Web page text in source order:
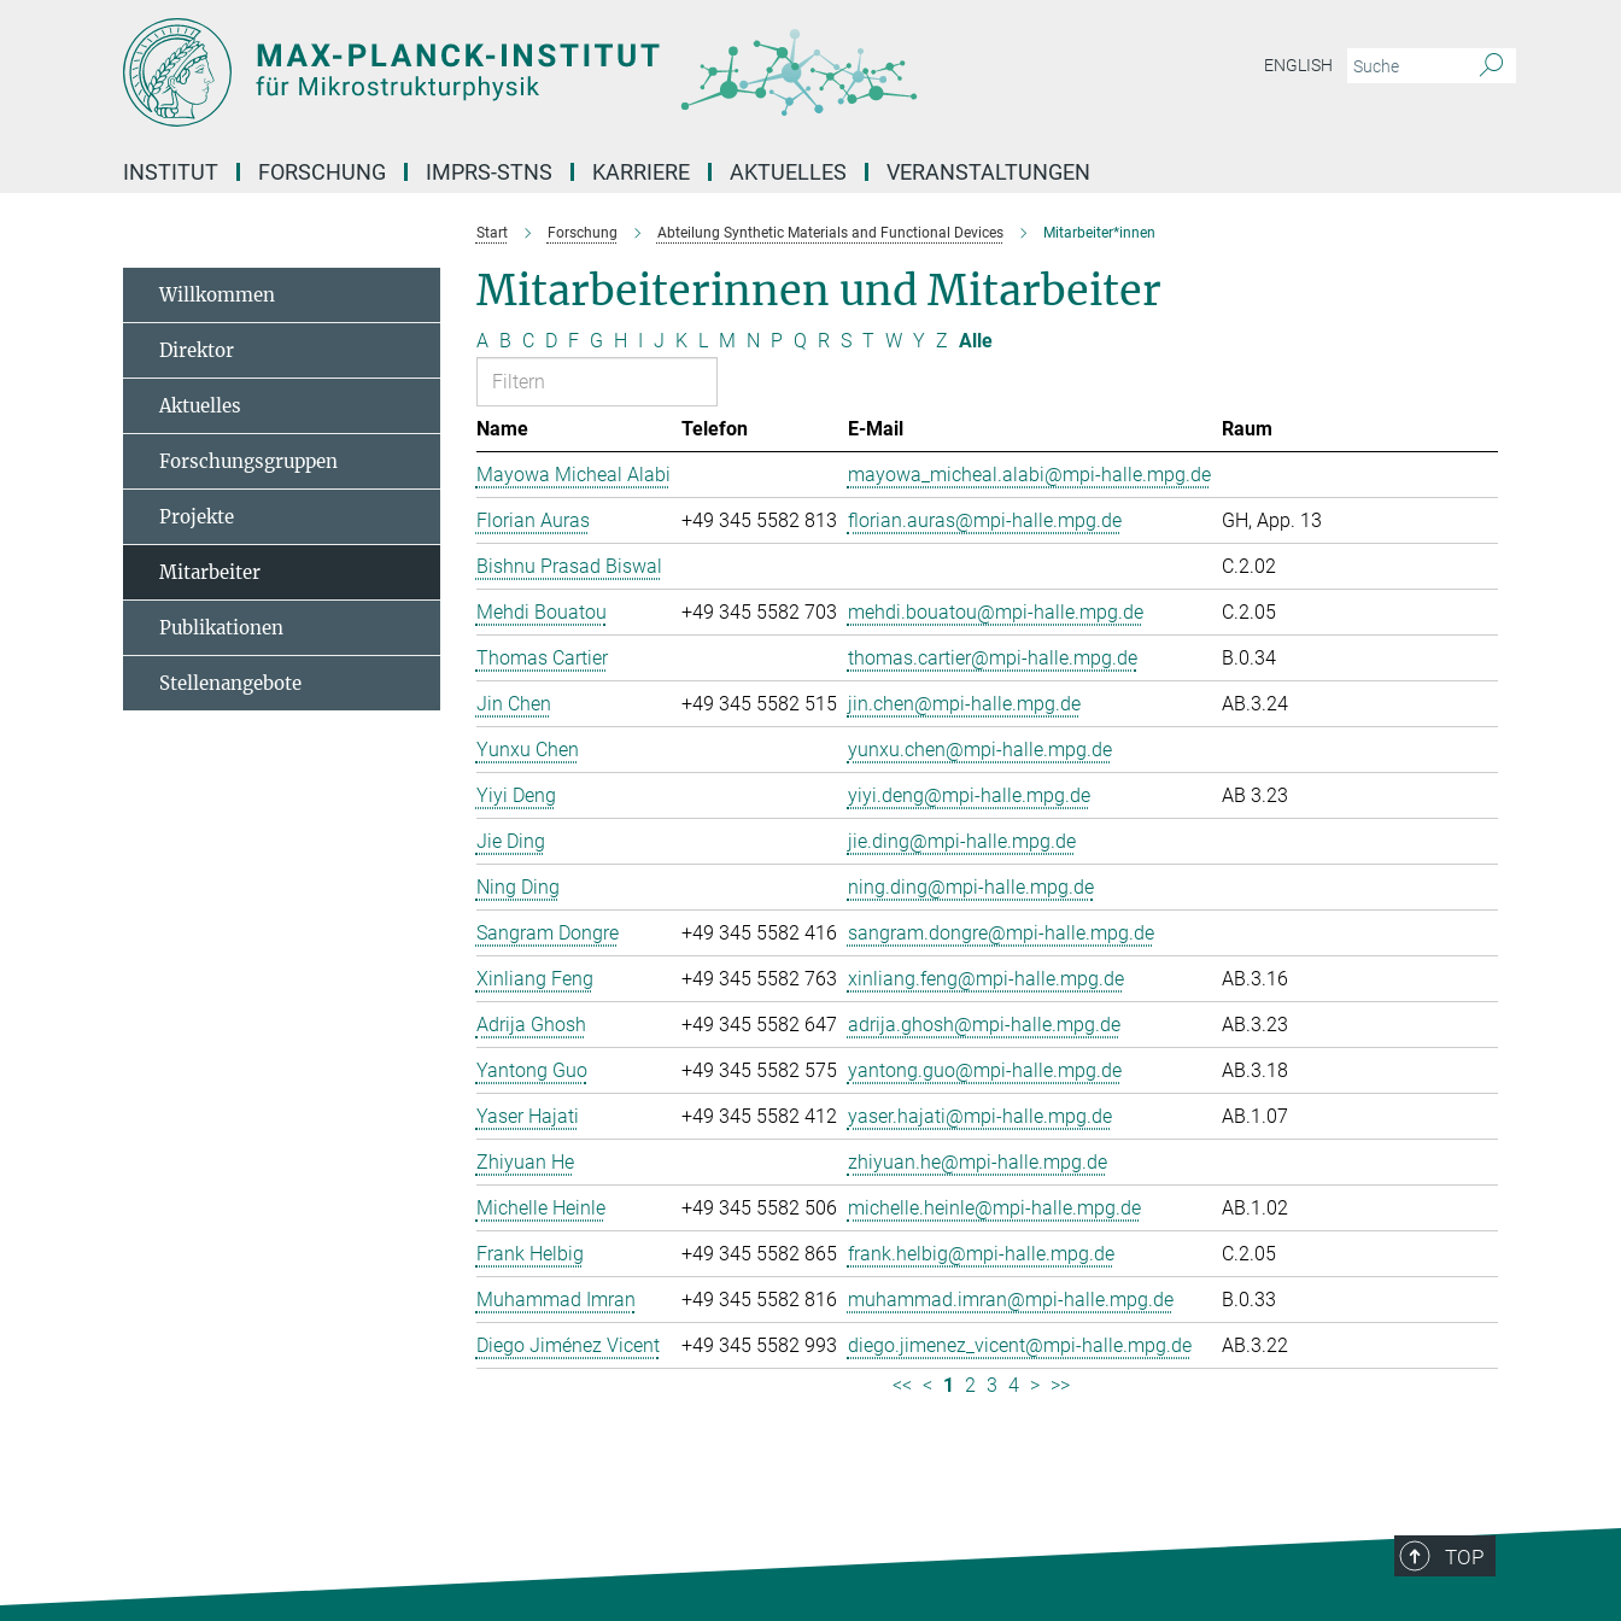
ENGLISH
INSTITUT FORSCHUNG IMPRS-STNS KARRIERE AKTUELLES VERANSTALTUNGEN
Start Forschung Abteilung Synthetic Materials and Functional Devices Mitarbeiter*innen
Mitarbeiterinnen und Mitarbeiter
A B C D F G H I J K L M N P Q R S T W Y Z Alle
Name Telefon E-Mail
Raum
Mayowa Micheal Alabi
mayowa_micheal.alabi@mpi-halle.mpg.de
Florian Auras
+49 345 5582 813 florian.auras@mpi-halle.mpg.de
GH, App. 13
Bishnu Prasad Biswal
C.2.02
Mehdi Bouatou
+49 345 5582 703 mehdi.bouatou@mpi-halle.mpg.de
C.2.05
Thomas Cartier
thomas.cartier@mpi-halle.mpg.de
B.0.34
Jin Chen
+49 345 5582 515 jin.chen@mpi-halle.mpg.de
AB.3.24
Yunxu Chen
yunxu.chen@mpi-halle.mpg.de
Yiyi Deng
yiyi.deng@mpi-halle.mpg.de
AB 3.23
Jie Ding
jie.ding@mpi-halle.mpg.de
Ning Ding
ning.ding@mpi-halle.mpg.de
Sangram Dongre
+49 345 5582 416 sangram.dongre@mpi-halle.mpg.de
Xinliang Feng
+49 345 5582 763 xinliang.feng@mpi-halle.mpg.de
AB.3.16
Adrija Ghosh
+49 345 5582 647 adrija.ghosh@mpi-halle.mpg.de
AB.3.23
Yantong Guo
+49 345 5582 575 yantong.guo@mpi-halle.mpg.de
AB.3.18
Yaser Hajati
+49 345 5582 412 yaser.hajati@mpi-halle.mpg.de
AB.1.07
Zhiyuan He
zhiyuan.he@mpi-halle.mpg.de
Michelle Heinle
+49 345 5582 506 michelle.heinle@mpi-halle.mpg.de
AB.1.02
Frank Helbig
+49 345 5582 865 frank.helbig@mpi-halle.mpg.de
C.2.05
Muhammad Imran
+49 345 5582 816 muhammad.imran@mpi-halle.mpg.de
B.0.33
Diego Jiménez Vicent
+49 345 5582 993 diego.jimenez_vicent@mpi-halle.mpg.de
AB.3.22
<< < 1 2 3 4 > >>
Willkommen
Direktor
Aktuelles
Forschungsgruppen
Projekte
Mitarbeiter
Publikationen
Stellenangebote
TOP